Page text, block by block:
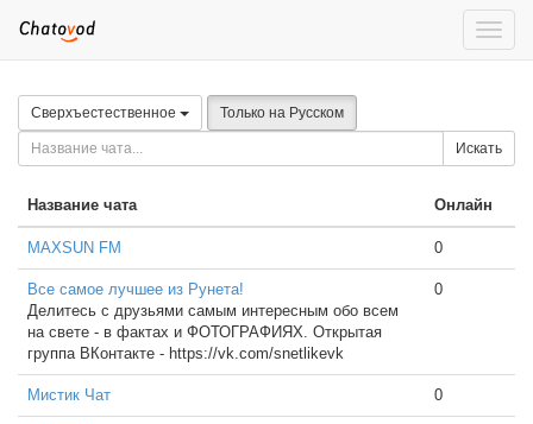
Toggle
Сверхъестественное Только на Русском
Искать
Название чата Онлайн
MAXSUN FM 0
Все самое лучшее из Рунета!
Делитесь с друзьями самым интересным обо всем
на свете - в фактах и ФОТОГРАФИЯХ. Открытая
группа ВКонтакте - https://vk.com/snetlikevk
0
Мистик Чат 0